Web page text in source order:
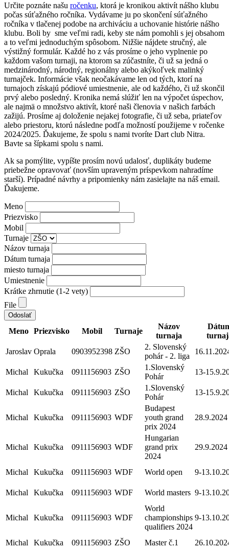
Určite poznáte našu ročenku, ktorá je kronikou aktivít nášho klubu
počas súťažného ročníka. Vydávame ju po skončení súťažného
ročníka v tlačenej podobe na archiváciu a uchovanie histórie nášho
klubu. Boli by sme veľmi radi, keby ste nám pomohli s jej obsahom
a to veľmi jednoduchým spôsobom. Nižšie nájdete stručný, ale
výstižný formulár. Každé ho z vás prosíme o jeho vyplnenie po
každom vašom turnaji, na ktorom sa zúčastníte, či už sa jedná o
medzinárodný, národný, regionálny alebo akýkoľvek malinký
turnajček. Informácie však neočakávame len od tých, ktorí na
turnajoch získajú pódiové umiestnenie, ale od každého, či už skončil
prvý alebo posledný. Kronika nemá slúžiť len na výpočet úspechov,
ale najmä o množstvo aktivít, ktoré naši členovia v našich farbách
zažijú. Prosíme aj doloženie nejakej fotografie, či už seba, priateľov
alebo priestoru, ktorú následne podľa možností použijeme v ročenke
2024/2025. Ďakujeme, že spolu s nami tvoríte Dart club Nitra.
Bavte sa šípkami spolu s nami.
Ak sa pomýlite, vypíšte prosím novú udalosť, duplikáty budeme
priebežne opravovať (novším upraveným príspevkom nahradíme
starší). Prípadné návrhy a pripomienky nám zasielajte na náš email.
Ďakujeme.
Meno
Priezvisko
Mobil
Turnaje
Názov turnaja
Dátum turnaja
miesto turnaja
Umiestnenie
Krátke zhrnutie (1-2 vety)
File
Odoslať
Meno Priezvisko Mobil Turnaje
Názov
turnaja
Jaroslav Oprala 0903952398 ZŠO
2. Slovenský
pohár - 2. liga
Michal Kukučka 0911156903 ZŠO
1.Slovenský
Pohár
13-
Michal Kukučka 0911156903 ZŠO
1.Slovenský
Pohár
13-
Michal Kukučka 0911156903 WDF
Budapest
youth grand
prix 2024
28.9.2024
Michal Kukučka 0911156903 WDF
Hungarian
grand prix
2024
29.9.2024
Michal Kukučka 0911156903 WDF World open 9-
Michal Kukučka 0911156903 WDF World masters 9-
Michal Kukučka 0911156903 WDF
World
championships
qualifiers 2024
9-
Michal Kukučka 0911156903 ZŠO Master č.1